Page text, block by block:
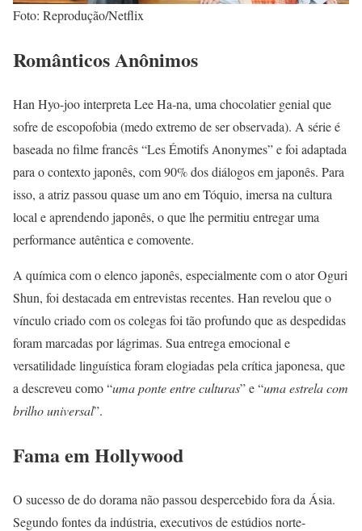
Foto: Reprodução/Netflix
Românticos Anônimos
Han Hyo-joo interpreta Lee Ha-na, uma chocolatier genial que
sofre de escopofobia (medo extremo de ser observada). A série é
baseada no filme francês “Les Émotifs Anonymes” e foi adaptada
para o contexto japonês, com 90% dos diálogos em japonês. Para
isso, a atriz passou quase um ano em Tóquio, imersa na cultura
local e aprendendo japonês, o que lhe permitiu entregar uma
performance autêntica e comovente.
A química com o elenco japonês, especialmente com o ator Oguri
Shun, foi destacada em entrevistas recentes. Han revelou que o
vínculo criado com os colegas foi tão profundo que as despedidas
foram marcadas por lágrimas. Sua entrega emocional e
versatilidade linguística foram elogiadas pela crítica japonesa, que
a descreveu como “uma ponte entre culturas” e “uma estrela com
brilho universal”.
Fama em Hollywood
O sucesso de do dorama não passou despercebido fora da Ásia.
Segundo fontes da indústria, executivos de estúdios norte-